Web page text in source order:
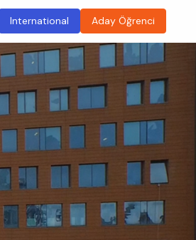
International Aday Öğrenci